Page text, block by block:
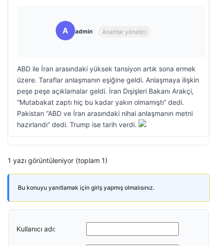
A admin Anahtar yönetici
ABD ile İran arasındaki yüksek tansiyon artık sona ermek
üzere. Taraflar anlaşmanın eşiğine geldi. Anlaşmaya ilişkin
peşe peşe açıklamalar geldi. İran Dışişleri Bakanı Arakçi,
“Mutabakat zaptı hiç bu kadar yakın olmamıştı” dedi.
Pakistan “ABD ve İran arasındaki nihai anlaşmanın metni
hazırlandı” dedi. Trump ise tarih verdi.
1 yazı görüntüleniyor (toplam 1)
Bu konuyu yanıtlamak için giriş yapmış olmalısınız.
Kullanıcı adı: